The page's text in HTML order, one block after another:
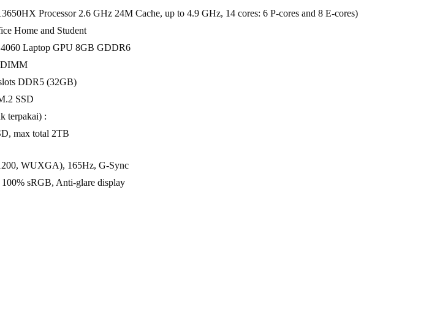
Processor 2.6 GHz 24M Cache, up to 4.9 GHz, 14 cores: 6 P-cores and 8 E-cores)
Home and Student
Laptop GPU 8GB GDDR6
DIMM
DDR5 (32GB)
SSD
terpakai) :
max total 2TB
WUXGA), 165Hz, G-Sync
sRGB, Anti-glare display